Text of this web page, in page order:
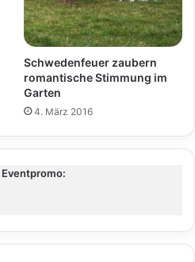
Schwedenfeuer zaubern
romantische Stimmung im
Garten
4. März 2016
Eventpromo: